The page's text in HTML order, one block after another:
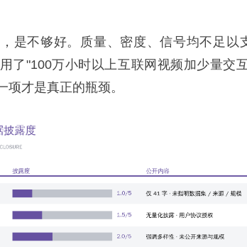
不够好。质量、密度、信号均不足以
了"100万小时以上互联网视频加少量
才是真正的瓶颈。